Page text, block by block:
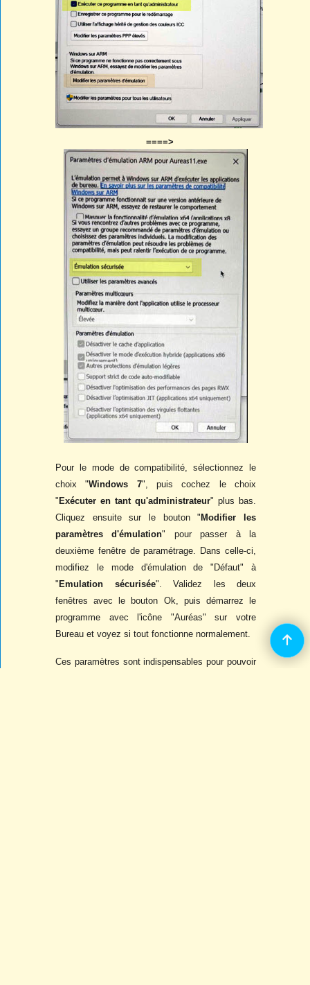
====>
Pour le mode de compatibilité, sélectionnez le
choix "Windows 7", puis cochez le choix
" Exécuter en tant qu'administrateur" plus bas.
Cliquez ensuite sur le bouton " Modifier les
paramètres d'émulation" pour passer à la
deuxième fenêtre de paramétrage. Dans celle-ci,
modifiez le mode d'émulation de "Défaut" à
" Emulation sécurisée". Validez les deux
fenêtres avec le bouton Ok, puis démarrez le
programme avec l'icône "Auréas" sur votre
Bureau et voyez si tout fonctionne normalement.
Ces paramètres sont indispensables pour pouvoir